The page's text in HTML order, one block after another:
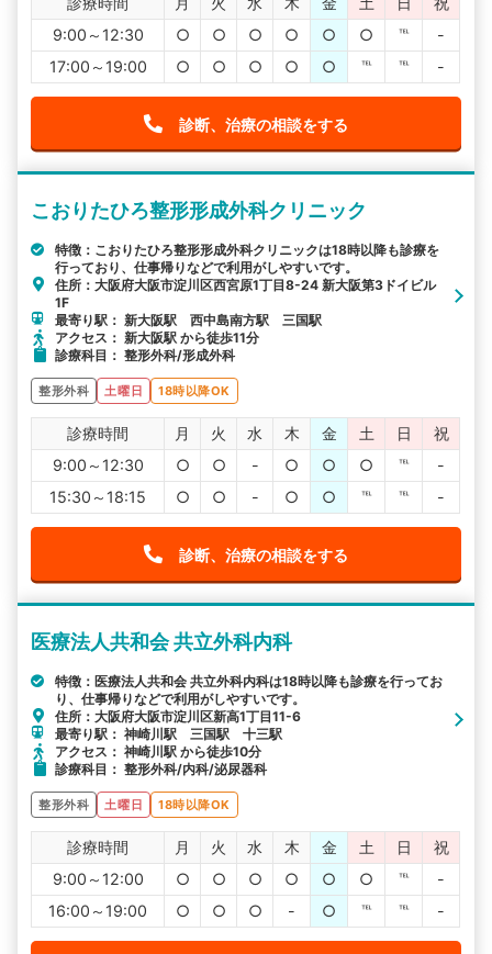
9:00～12:30
○ ○ ○ ○ ○ ○ ℡
-
17:00～19:00
○ ○ ○ ○ ○ ℡ ℡ -
診断、治療の相談をする
こおりたひろ整形形成外科クリニック
特徴：こおりたひろ整形形成外科クリニックは18時以降も診療を
行っており、仕事帰りなどで利用がしやすいです。
住所：大阪府大阪市淀川区西宮原1丁目8-24 新大阪第3ドイビル
1F
最寄り駅： 新大阪駅 西中島南方駅 三国駅
アクセス： 新大阪駅 から徒歩11分
診療科目： 整形外科/形成外科
整形外科 土曜日 18時以降OK
診療時間 月 火 水 木 金 土 日
祝
9:00～12:30
○ ○ - ○ ○ ○ ℡
-
15:30～18:15
○ ○ - ○ ○ ℡ ℡ -
診断、治療の相談をする
医療法人共和会 共立外科内科
特徴：医療法人共和会 共立外科内科は18時以降も診療を行ってお
り、仕事帰りなどで利用がしやすいです。
住所：大阪府大阪市淀川区新高1丁目11-6
最寄り駅： 神崎川駅 三国駅 十三駅
アクセス： 神崎川駅 から徒歩10分
診療科目： 整形外科/内科/泌尿器科
整形外科 土曜日 18時以降OK
診療時間 月 火 水 木 金 土 日
祝
9:00～12:00
○ ○ ○ ○ ○ ○ ℡
-
16:00～19:00
○ ○ ○ - ○ ℡ ℡ -